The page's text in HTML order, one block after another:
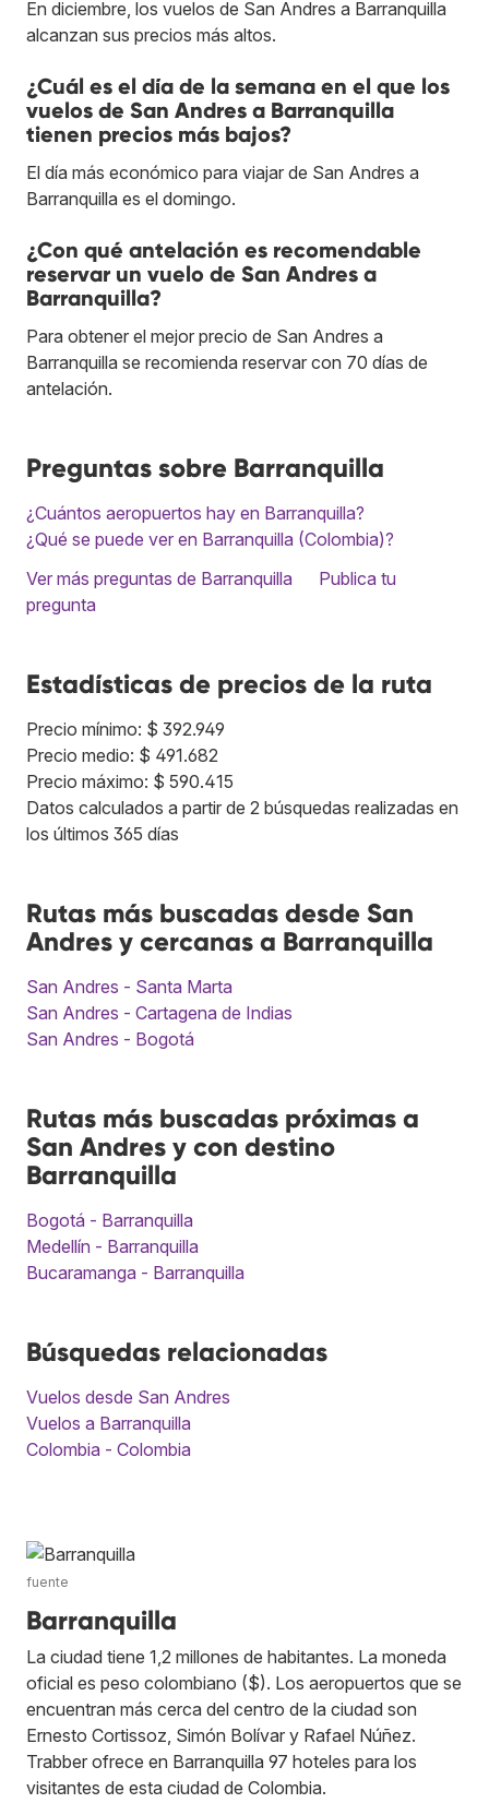
En diciembre, los vuelos de San Andres a Barranquilla
alcanzan sus precios más altos.
¿Cuál es el día de la semana en el que los
vuelos de San Andres a Barranquilla
tienen precios más bajos?
El día más económico para viajar de San Andres a
Barranquilla es el domingo.
¿Con qué antelación es recomendable
reservar un vuelo de San Andres a
Barranquilla?
Para obtener el mejor precio de San Andres a
Barranquilla se recomienda reservar con 70 días de
antelación.
Preguntas sobre Barranquilla
¿Cuántos aeropuertos hay en Barranquilla?
¿Qué se puede ver en Barranquilla (Colombia)?
Ver más preguntas de Barranquilla
Publica tu
pregunta
Estadísticas de precios de la ruta
Precio mínimo: $ 392.949
Precio medio: $ 491.682
Precio máximo: $ 590.415
Datos calculados a partir de 2 búsquedas realizadas en
los últimos 365 días
Rutas más buscadas desde San
Andres y cercanas a Barranquilla
San Andres - Santa Marta
San Andres - Cartagena de Indias
San Andres - Bogotá
Rutas más buscadas próximas a
San Andres y con destino
Barranquilla
Bogotá - Barranquilla
Medellín - Barranquilla
Bucaramanga - Barranquilla
Búsquedas relacionadas
Vuelos desde San Andres
Vuelos a Barranquilla
Colombia - Colombia
fuente
Barranquilla
La ciudad tiene 1,2 millones de habitantes. La moneda
oficial es peso colombiano ($). Los aeropuertos que se
encuentran más cerca del centro de la ciudad son
Ernesto Cortissoz, Simón Bolívar y Rafael Núñez.
Trabber ofrece en Barranquilla 97 hoteles para los
visitantes de esta ciudad de Colombia.